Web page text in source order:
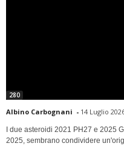
280
Albino Carbognani - 14 Luglio
I due asteroidi 2021 PH27 e 2025
2025, sembrano condividere